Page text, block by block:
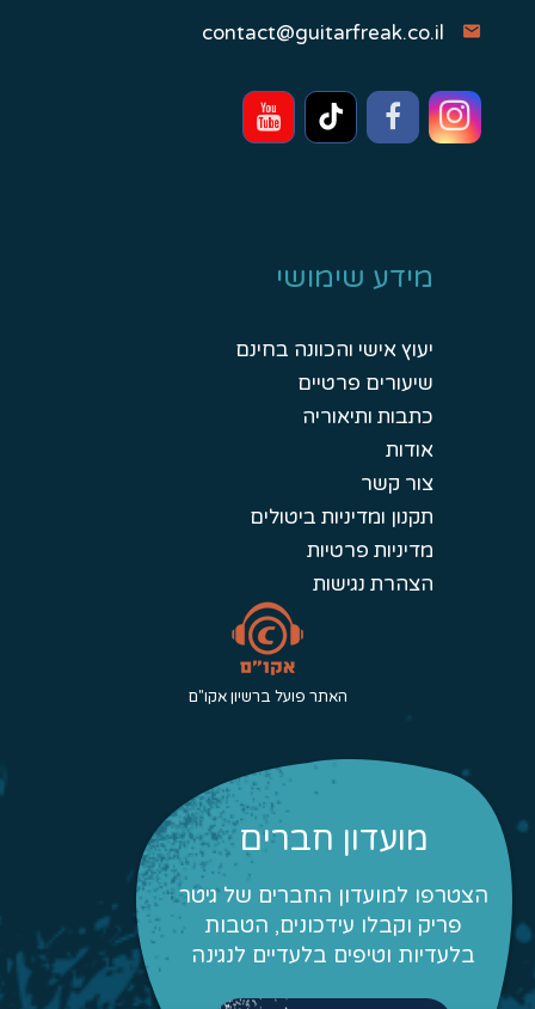
contact@guitarfreak.co.il
מידע שימושי
יעוץ אישי והכוונה בחינם
שיעורים פרטיים
כתבות ותיאוריה
אודות
צור קשר
תקנון ומדיניות ביטולים
מדיניות פרטיות
הצהרת נגישות
האתר פועל ברשיון אקו"ם
מועדון חברים
הצטרפו למועדון החברים של גיטר
פריק וקבלו עידכונים, הטבות
בלעדיות וטיפים בלעדיים לנגינה